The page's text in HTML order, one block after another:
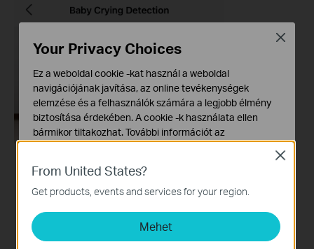
From United States?
Get products, events and services for your region.
Mehet
Close
Your Privacy Choices
Ez a weboldal cookie -kat használ a weboldal
navigációjának javítása, az online tevékenységek
elemzése és a felhasználók számára a legjobb élmény
biztosítása érdekében. A cookie -k használata ellen
bármikor tiltakozhat. További információt az
Alap Cookie-k
Ezek a cookie -k a webhely működéséhez szükségesek,
és nem tilthatók le a rendszereiben.
Marketing és Elemző Cookie-k
Az elemző cookie -k lehetővé teszik számunkra, hogy
Close